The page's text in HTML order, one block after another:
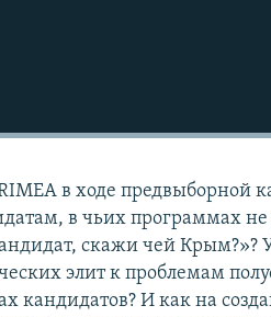
в ходе предвыборной
в чьих программах
скажи чей Крым?»?
элит к проблемам
кандидатов? И как на